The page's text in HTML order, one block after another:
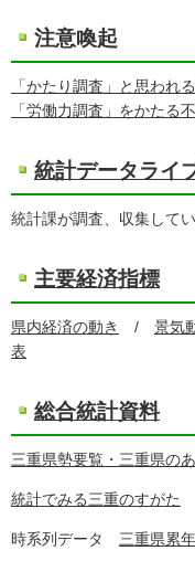
注意喚起
「かたり調査」と思われ
「労働力調査」をかたる
統計データライ
統計課が調査、収集して
主要経済指標
県内経済の動き / 景気
表
総合統計資料
三重県勢要覧・三重県の
統計でみる三重のすがた
時系列データ 三重県累